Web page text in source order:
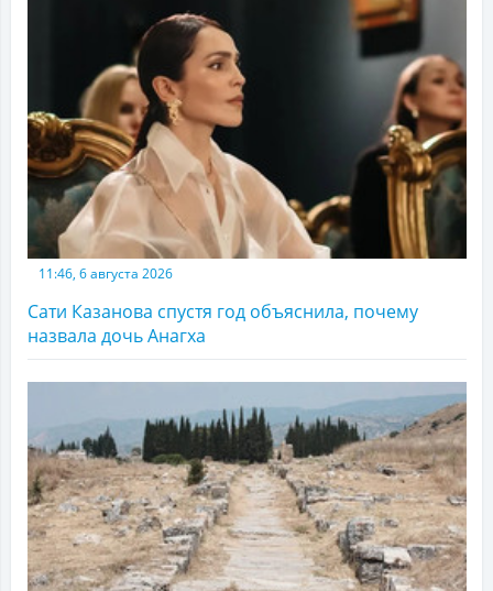
11:46, 6 августа 2026
Сати Казанова спустя год объяснила, почему
назвала дочь Анагха